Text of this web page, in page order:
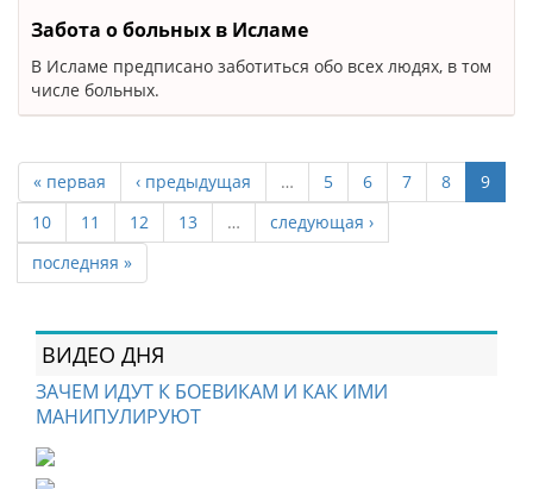
Забота о больных в Исламе
В Исламе предписано заботиться обо всех людях, в том
числе больных.
« первая ‹ предыдущая … 5 6 7 8
9
10
11 12 13 …
следующая ›
последняя »
ВИДЕО ДНЯ
ЗАЧЕМ ИДУТ К БОЕВИКАМ И КАК ИМИ
МАНИПУЛИРУЮТ